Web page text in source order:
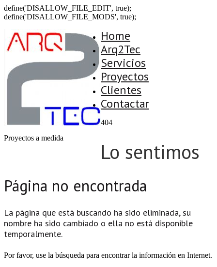
define('DISALLOW_FILE_EDIT', true);
define('DISALLOW_FILE_MODS', true);
Proyectos a medida
Home
Arq2Tec
Servicios
Proyectos
Clientes
Contactar
404
Lo sentimos
Página no encontrada
La página que está buscando ha sido eliminada, su
nombre ha sido cambiado o ella no está disponible
temporalmente.
Por favor, use la búsqueda para encontrar la información en Internet.